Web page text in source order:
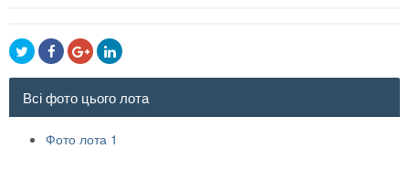
Всі фото цього лота
Фото лота 1